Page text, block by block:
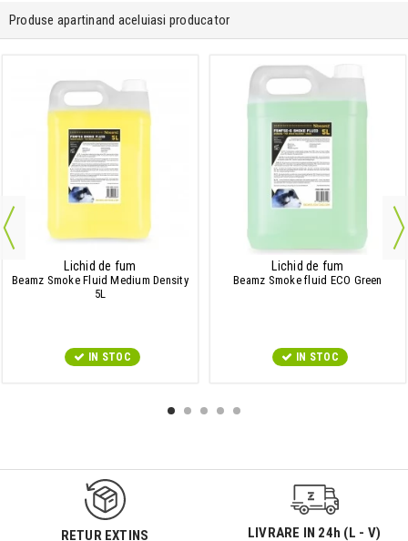
Produse apartinand aceluiasi producator
Lichid de fum
Beamz Smoke Fluid Medium Density
5L
IN STOC
Lichid de fum
Beamz Smoke fluid ECO Green
IN STOC
RETUR EXTINS LIVRARE IN 24h (L - V)